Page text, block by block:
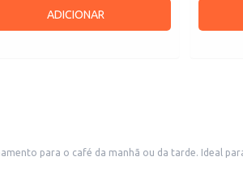
ADICIONAR
para o café da manhã ou da tarde. Ideal